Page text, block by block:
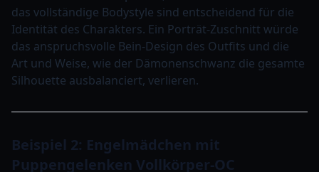
das vollständige Bodystyle sind entscheidend für die
Identität des Charakters. Ein Porträt-Zuschnitt würde
das anspruchsvolle Bein-Design des Outfits und die
Art und Weise, wie der Dämonenschwanz die gesamte
Silhouette ausbalanciert, verlieren.
Beispiel 2: Engelmädchen mit
Puppengelenken Vollkörper-OC